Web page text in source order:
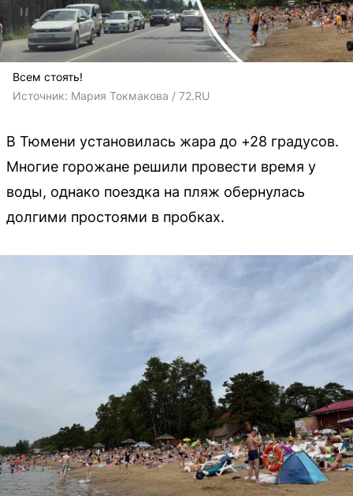
Всем стоять!
Источник: Мария Токмакова / 72.RU
В Тюмени установилась жара до +28 градусов.
Многие горожане решили провести время у
воды, однако поездка на пляж обернулась
долгими простоями в пробках.